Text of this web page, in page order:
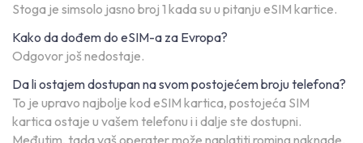
Stoga je simsolo jasno broj 1 kada su u pitanju eSIM kartice.
Kako da dođem do eSIM-a za Evropa?
Odgovor još nedostaje.
Da li ostajem dostupan na svom postojećem broju telefona?
To je upravo najbolje kod eSIM kartica, postojeća SIM
kartica ostaje u vašem telefonu i i dalje ste dostupni.